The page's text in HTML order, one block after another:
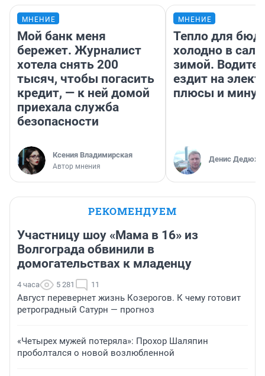
МНЕНИЕ
Мой банк меня
бережет. Журналист
хотела снять 200
тысяч, чтобы погасить
кредит, — к ней домой
приехала служба
безопасности
Ксения Владимирская
Автор мнения
МНЕНИЕ
Тепло для
холодно в
зимой.
ездит на
плюсы и
Денис
РЕКОМЕНДУЕМ
Участницу шоу «Мама в 16» из
Волгограда обвинили в
домогательствах к младенцу
4 часа 5 281 11
Август перевернет жизнь Козерогов. К чему готовит
ретроградный Сатурн — прогноз
«Четырех мужей потеряла»: Прохор Шаляпин
проболтался о новой возлюбленной